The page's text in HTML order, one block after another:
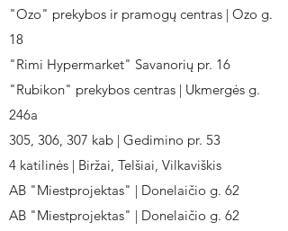
"Ozo" prekybos ir pramogų centras | Ozo g.
18
"Rimi Hypermarket" Savanorių pr. 16
"Rubikon" prekybos centras | Ukmergės g.
246a
305, 306, 307 kab | Gedimino pr. 53
4 katilinės | Biržai, Telšiai, Vilkaviškis
AB "Miestprojektas" | Donelaičio g. 62
AB "Miestprojektas" | Donelaičio g. 62